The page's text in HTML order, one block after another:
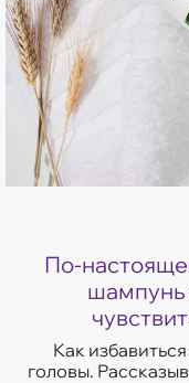
По-
шампунь
Как
головы.